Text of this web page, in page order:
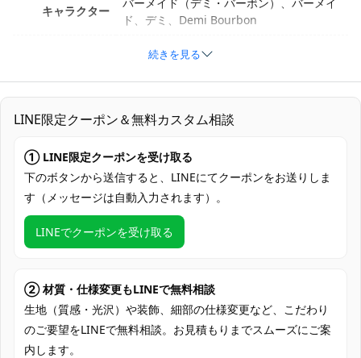
キャラクター
ド、デミ、Demi Bourbon
夜光杯 SSR衣装
サイズ
S、M、L、XL、XXL
素材
コスプレ専用生地
セット内容
アームカバー、ネックレス、耳飾り、胸飾
り、ベルト、メガネ
加工に7～15営業日、配送に5～7営業日
（※土日祝除く）、合計で12～22営業日程
度でお届け
支払い方法
Discover、AMERICAN EXPRESS）、
PayPal、銀行振込
アニメ・ゲーム系イベント、大型即売会
続きを見る
LINE限定クーポン＆無料カスタム相談
① LINE限定クーポンを受け取る
下のボタンから送信すると、LINEにてクーポンをお送りしま
す（メッセージは自動入力されます）。
LINEでクーポンを受け取る
② 材質・仕様変更もLINEで無料相談
生地（質感・光沢）や装飾、細部の仕様変更など、こだわり
のご要望をLINEで無料相談。お見積もりまでスムーズにご案
内します。